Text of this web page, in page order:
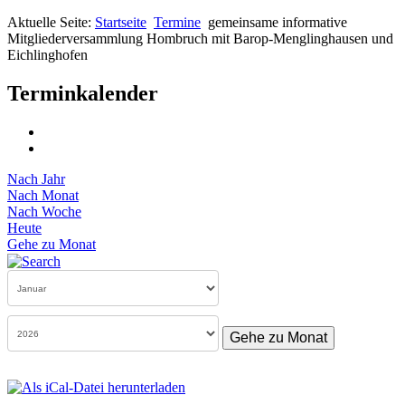
Aktuelle Seite: Startseite Termine gemeinsame informative
Mitgliederversammlung Hombruch mit Barop-Menglinghausen und
Eichlinghofen
Terminkalender
Nach Jahr
Nach Monat
Nach Woche
Heute
Gehe zu Monat
Gehe zu Monat